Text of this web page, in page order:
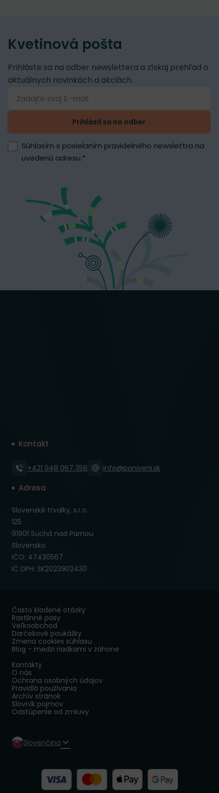
Kvetinová pošta
Prihláste sa na odber newslettera a získaj prehľad o
aktuálnych novinkách a akciách.
Prihlásiť sa na odber
Súhlasím s posielaním pravidelného newslettra na
uvedenú adresu.*
Kontakt
+421 948 067 358 info@poniveni.sk
Adresa
Slovenské trvalky, s.r.o.
125
91901 Suchá nad Parnou
Slovensko
IČO: 47430567
IČ DPH: SK2023902430
Často kladené otázky
Rastlinné pasy
Veľkoobchod
Darčekové poukážky
Zmena cookies súhlasu
Blog - medzi riadkami v záhone
Kontakty
O nás
Ochrana osobných údajov
Pravidlá používania
Archív stránok
Slovník pojmov
Odstúpenie od zmluvy
Slovenčina